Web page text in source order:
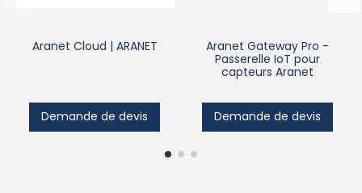
Aranet Cloud | ARANET
Demande de devis
Aranet Gateway Pro -
Passerelle IoT pour
capteurs Aranet
Demande de devis